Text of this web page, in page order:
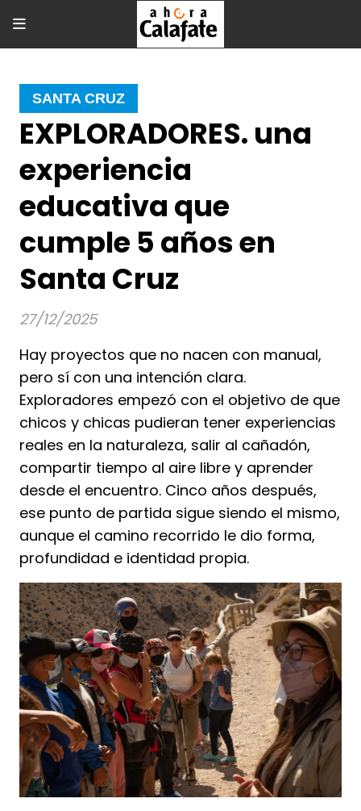
EXPLORADORES. una
experiencia
educativa que
cumple 5 años en
Santa Cruz
Hay proyectos que no nacen con manual,
pero sí con una intención clara.
Exploradores empezó con el objetivo de que
chicos y chicas pudieran tener experiencias
reales en la naturaleza, salir al cañadón,
compartir tiempo al aire libre y aprender
desde el encuentro. Cinco años después,
ese punto de partida sigue siendo el mismo,
aunque el camino recorrido le dio forma,
profundidad e identidad propia.
SANTA CRUZ
27/12/2025